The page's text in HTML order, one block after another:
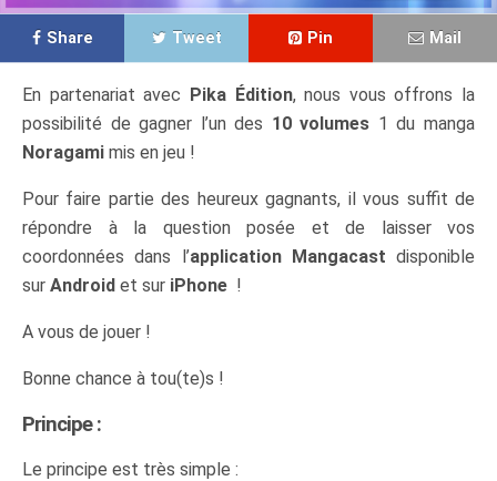
Share Tweet Pin Mail
En partenariat avec Pika Édition, nous vous offrons la
possibilité de gagner l’un des 10 volumes 1 du manga
Noragami mis en jeu !
Pour faire partie des heureux gagnants, il vous suffit de
répondre à la question posée et de laisser vos
coordonnées dans l’application Mangacast disponible
sur Android et sur iPhone !
A vous de jouer !
Bonne chance à tou(te)s !
Principe :
Le principe est très simple :